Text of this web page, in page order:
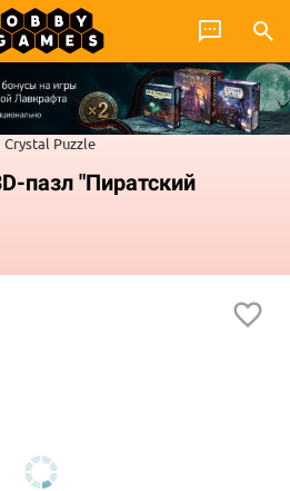
Puzzle
пазл "Пиратский